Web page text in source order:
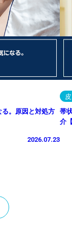
。原因と対処方
2026.07.23
帯
介